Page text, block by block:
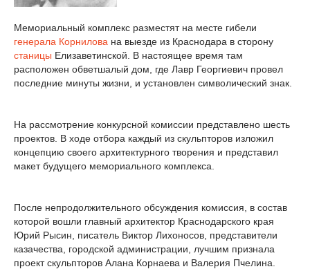
Мемориальный комплекс разместят на месте гибели
генерала Корнилова на выезде из Краснодара в сторону
станицы Елизаветинской. В настоящее время там
расположен обветшалый дом, где Лавр Георгиевич провел
последние минуты жизни, и установлен символический знак.
На рассмотрение конкурсной комиссии представлено шесть
проектов. В ходе отбора каждый из скульпторов изложил
концепцию своего архитектурного творения и представил
макет будущего мемориального комплекса.
После непродолжительного обсуждения комиссия, в состав
которой вошли главный архитектор Краснодарского края
Юрий Рысин, писатель Виктор Лихоносов, представители
казачества, городской администрации, лучшим признала
проект скульпторов Алана Корнаева и Валерия Пчелина.